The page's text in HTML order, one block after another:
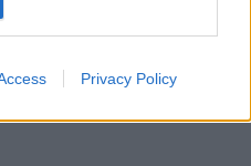
Privacy Policy
ΣΧΟΛΕΙΑ